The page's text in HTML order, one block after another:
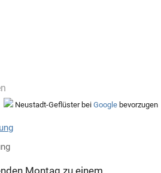
Neustadt-Geflüster bei Google bevorzugen
Montag zu einem